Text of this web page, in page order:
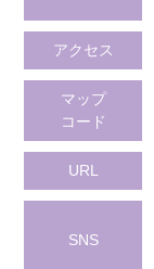
アクセス
マップ
コード
URL
SNS